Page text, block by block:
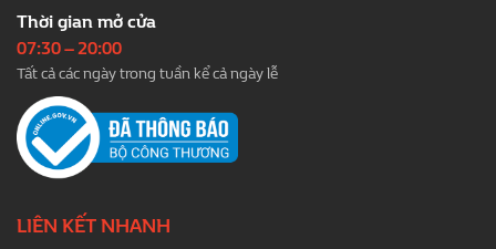
Thời gian mở cửa
07:30 – 20:00
Tất cả các ngày trong tuần kể cả ngày lễ
LIÊN KẾT NHANH